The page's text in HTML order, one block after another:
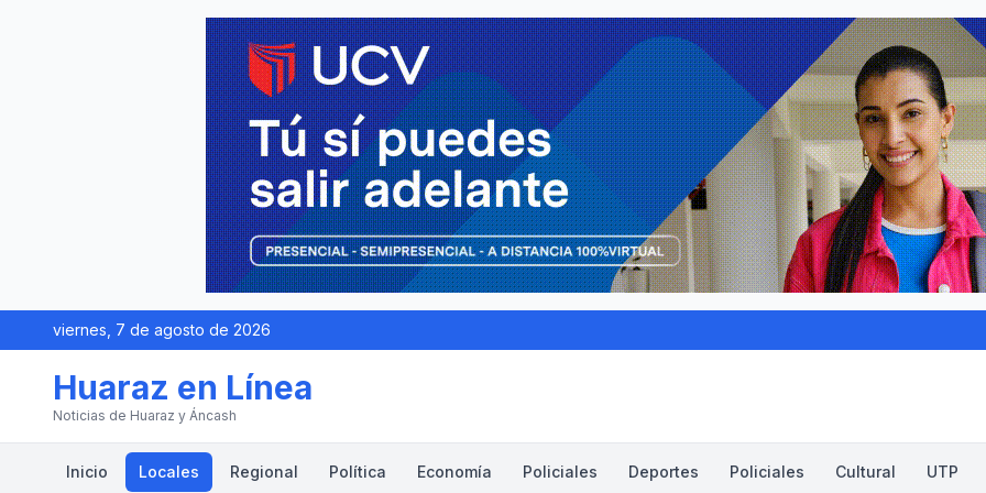
viernes, 7 de agosto de 2026
Huaraz en Línea
Noticias de Huaraz y Áncash
Inicio Locales Regional Política Economía Policiales Deportes Policiales Cultural UTP